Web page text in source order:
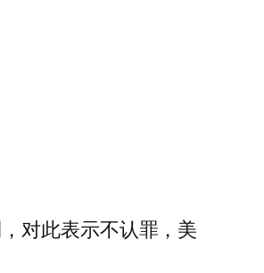
对此表示不认罪，美